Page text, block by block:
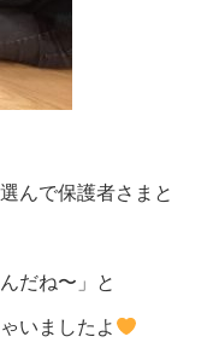
んで保護者さまと
だね〜」と
いましたよ